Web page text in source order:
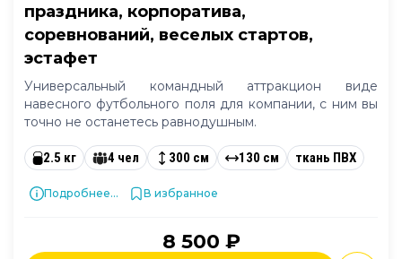
праздника, корпоратива,
соревнований, веселых стартов,
эстафет
Универсальный командный аттракцион виде
навесного футбольного поля для компании, с ним вы
точно не останетесь равнодушным.
2.5 кг 4 чел 300 см 130 см ткань ПВХ
Подробнее... В избранное
8 500 ₽